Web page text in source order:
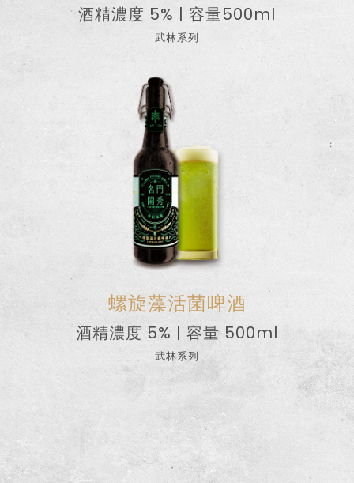
酒精濃度 5% | 容量500ml
武林系列
螺旋藻活菌啤酒
酒精濃度 5% | 容量 500ml
武林系列
Cookies